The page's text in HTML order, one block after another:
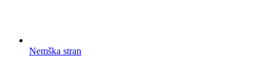
Nemška stran